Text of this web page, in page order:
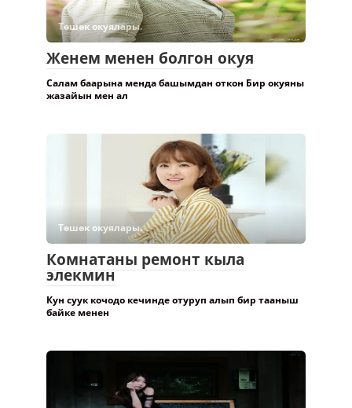
Төшөк окуялары.
Женем менен болгон окуя
Салам баарына менда башымдан откон Бир окуяны
жазайын мен ал
Төшөк окуялары.
Комнатаны ремонт кыла
элекмин
Кун суук кочодо кечинде отуруп алып бир тааныш
байке менен